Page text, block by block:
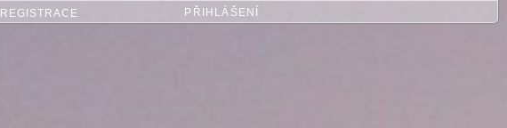
REGISTRACE PŘIHLÁŠENÍ